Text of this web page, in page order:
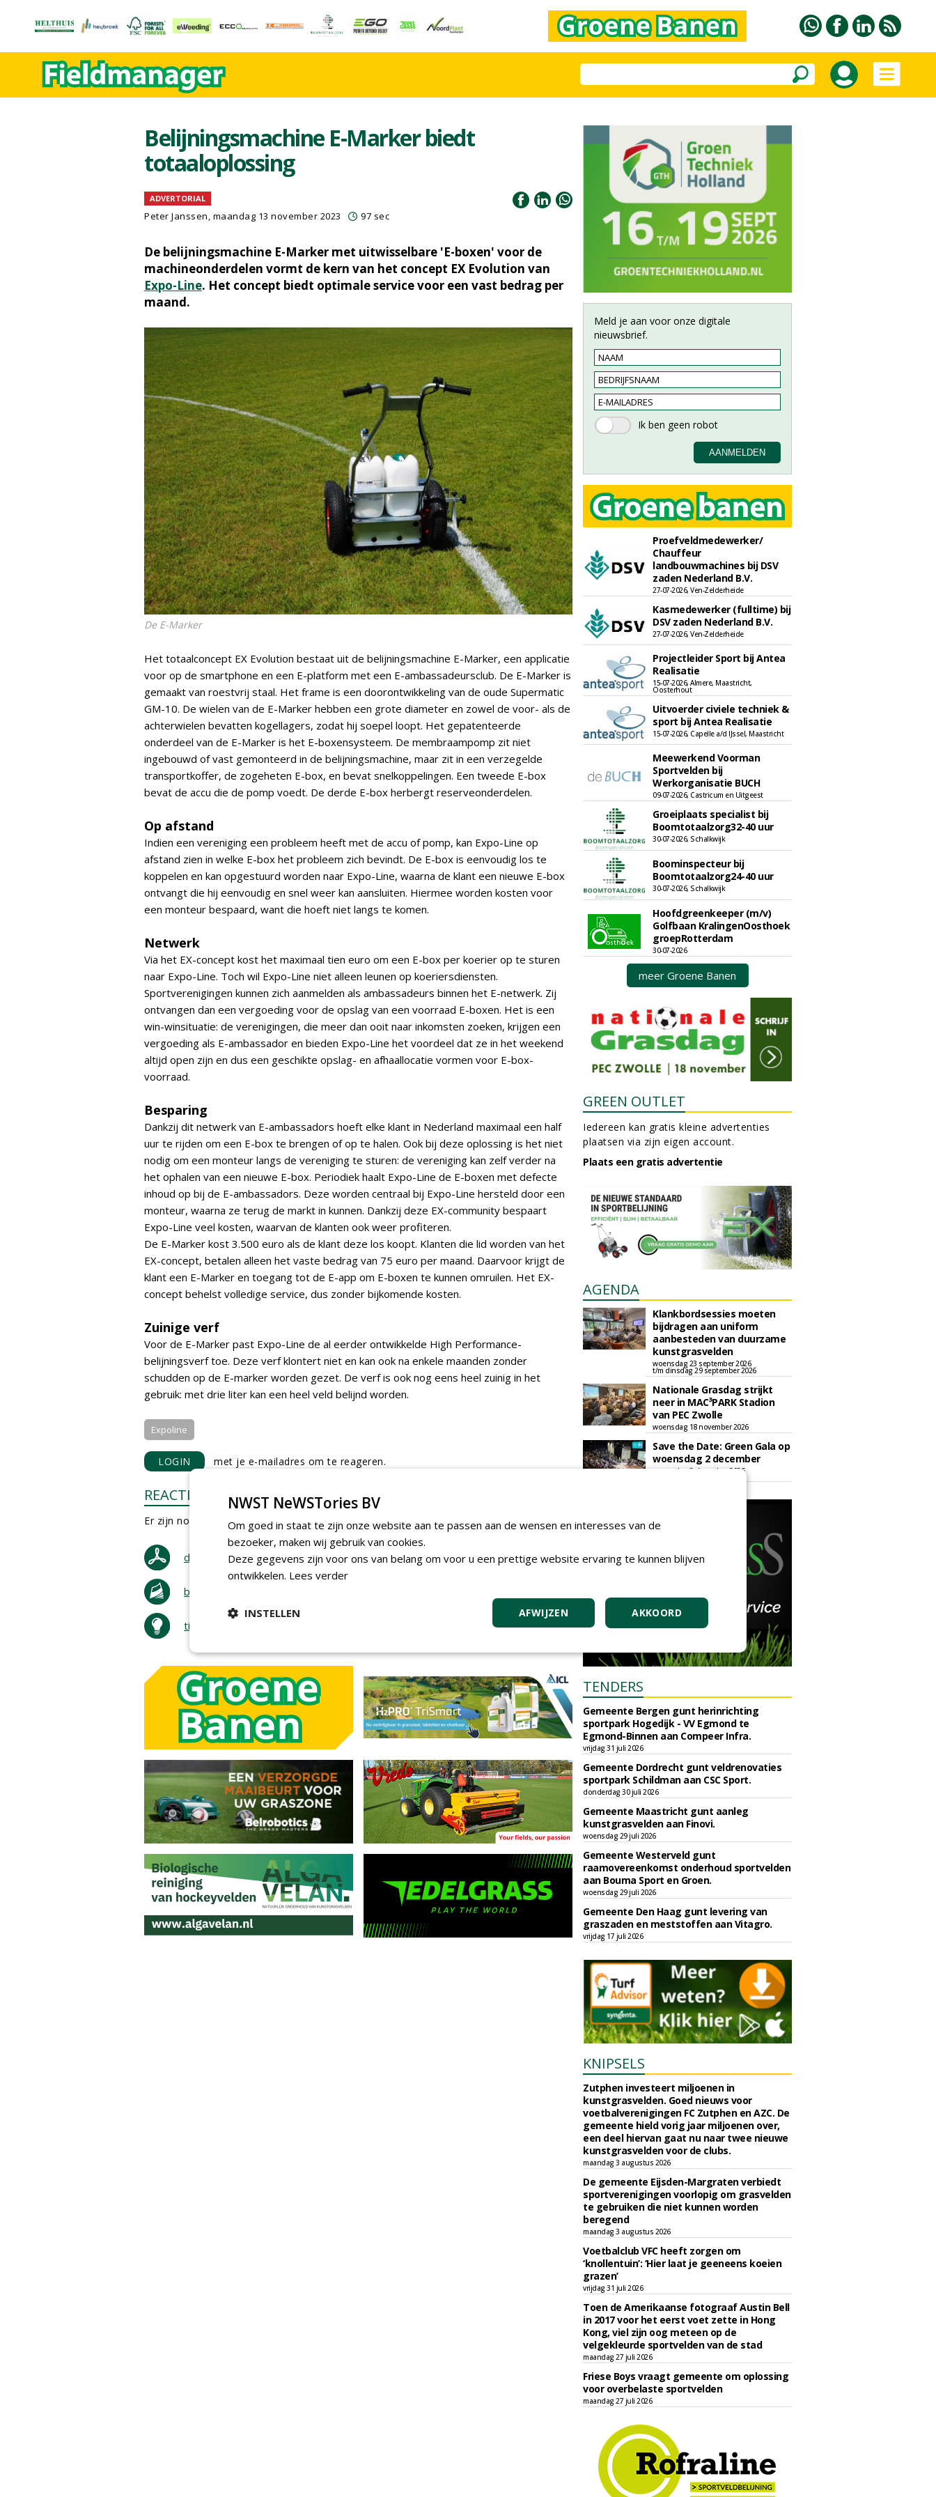
Belijningsmachine E-Marker biedt
totaaloplossing
ADVERTORIAL
Peter Janssen, maandag 13 november 2023 97 sec
De belijningsmachine E-Marker met uitwisselbare 'E-boxen' voor de
machineonderdelen vormt de kern van het concept EX Evolution van
Expo-Line. Het concept biedt optimale service voor een vast bedrag per
maand.
De E-Marker
Het totaalconcept EX Evolution bestaat uit de belijningsmachine E-Marker, een applicatie
voor op de smartphone en een E-platform met een E-ambassadeursclub. De E-Marker is
gemaakt van roestvrij staal. Het frame is een doorontwikkeling van de oude Supermatic
GM-10. De wielen van de E-Marker hebben een grote diameter en zowel de voor- als de
achterwielen bevatten kogellagers, zodat hij soepel loopt. Het gepatenteerde
onderdeel van de E-Marker is het E-boxensysteem. De membraampomp zit niet
ingebouwd of vast gemonteerd in de belijningsmachine, maar zit in een verzegelde
transportkoffer, de zogeheten E-box, en bevat snelkoppelingen. Een tweede E-box
bevat de accu die de pomp voedt. De derde E-box herbergt reserveonderdelen.
Op afstand
Indien een vereniging een probleem heeft met de accu of pomp, kan Expo-Line op
afstand zien in welke E-box het probleem zich bevindt. De E-box is eenvoudig los te
koppelen en kan opgestuurd worden naar Expo-Line, waarna de klant een nieuwe E-box
ontvangt die hij eenvoudig en snel weer kan aansluiten. Hiermee worden kosten voor
een monteur bespaard, want die hoeft niet langs te komen.
Netwerk
Via het EX-concept kost het maximaal tien euro om een E-box per koerier op te sturen
naar Expo-Line. Toch wil Expo-Line niet alleen leunen op koeriersdiensten.
Sportverenigingen kunnen zich aanmelden als ambassadeurs binnen het E-netwerk. Zij
ontvangen dan een vergoeding voor de opslag van een voorraad E-boxen. Het is een
win-winsituatie: de verenigingen, die meer dan ooit naar inkomsten zoeken, krijgen een
vergoeding als E-ambassador en bieden Expo-Line het voordeel dat ze in het weekend
altijd open zijn en dus een geschikte opslag- en afhaallocatie vormen voor E-box-
voorraad.
Besparing
Dankzij dit netwerk van E-ambassadors hoeft elke klant in Nederland maximaal een half
uur te rijden om een E-box te brengen of op te halen. Ook bij deze oplossing is het niet
nodig om een monteur langs de vereniging te sturen: de vereniging kan zelf verder na
het ophalen van een nieuwe E-box. Periodiek haalt Expo-Line de E-boxen met defecte
inhoud op bij de E-ambassadors. Deze worden centraal bij Expo-Line hersteld door een
monteur, waarna ze terug de markt in kunnen. Dankzij deze EX-community bespaart
Expo-Line veel kosten, waarvan de klanten ook weer profiteren.
De E-Marker kost 3.500 euro als de klant deze los koopt. Klanten die lid worden van het
EX-concept, betalen alleen het vaste bedrag van 75 euro per maand. Daarvoor krijgt de
klant een E-Marker en toegang tot de E-app om E-boxen te kunnen omruilen. Het EX-
concept behelst volledige service, dus zonder bijkomende kosten.
Zuinige verf
Voor de E-Marker past Expo-Line de al eerder ontwikkelde High Performance-
belijningsverf toe. Deze verf klontert niet en kan ook na enkele maanden zonder
schudden op de E-marker worden gezet. De verf is ook nog eens heel zuinig in het
gebruik: met drie liter kan een heel veld belijnd worden.
Expoline
LOGIN met je e-mailadres om te reageren.
REACTIES
Er zijn nog geen reacties.
download artikel
bestel tijdschrift
tip de redactie
Meld je aan voor onze digitale
nieuwsbrief.
Proefveldmedewerker/
Chauffeur
landbouwmachines bij DSV
zaden Nederland B.V.
27-07-2026, Ven-Zelderheide
Kasmedewerker (fulltime) bij
DSV zaden Nederland B.V.
27-07-2026, Ven-Zelderheide
Projectleider Sport bij Antea
Realisatie
15-07-2026, Almere, Maastricht,
Oosterhout
Uitvoerder civiele techniek &
sport bij Antea Realisatie
15-07-2026, Capelle a/d IJssel, Maastricht
Meewerkend Voorman
Sportvelden bij
Werkorganisatie BUCH
09-07-2026, Castricum en Uitgeest
Groeiplaats specialist bij
Boomtotaalzorg32-40 uur
30-07-2026, Schalkwijk
Boominspecteur bij
Boomtotaalzorg24-40 uur
30-07-2026, Schalkwijk
Hoofdgreenkeeper (m/v)
Golfbaan KralingenOosthoek
groepRotterdam
30-07-2026
meer Groene Banen
GREEN OUTLET
Iedereen kan gratis kleine advertenties
plaatsen via zijn eigen account.
Plaats een gratis advertentie
AGENDA
Klankbordsessies moeten
bijdragen aan uniform
aanbesteden van duurzame
kunstgrasvelden
woensdag 23 september 2026
t/m dinsdag 29 september 2026
Nationale Grasdag strijkt
neer in MAC³PARK Stadion
van PEC Zwolle
woensdag 18 november 2026
Save the Date: Green Gala op
woensdag 2 december
woensdag 2 december 2026
TENDERS
Gemeente Bergen gunt herinrichting
sportpark Hogedijk - VV Egmond te
Egmond-Binnen aan Compeer Infra.
vrijdag 31 juli 2026
Gemeente Dordrecht gunt veldrenovaties
sportpark Schildman aan CSC Sport.
donderdag 30 juli 2026
Gemeente Maastricht gunt aanleg
kunstgrasvelden aan Finovi.
woensdag 29 juli 2026
Gemeente Westerveld gunt
raamovereenkomst onderhoud sportvelden
aan Bouma Sport en Groen.
woensdag 29 juli 2026
Gemeente Den Haag gunt levering van
graszaden en meststoffen aan Vitagro.
vrijdag 17 juli 2026
KNIPSELS
Zutphen investeert miljoenen in
kunstgrasvelden. Goed nieuws voor
voetbalverenigingen FC Zutphen en AZC. De
gemeente hield vorig jaar miljoenen over,
een deel hiervan gaat nu naar twee nieuwe
kunstgrasvelden voor de clubs.
maandag 3 augustus 2026
De gemeente Eijsden-Margraten verbiedt
sportverenigingen voorlopig om grasvelden
te gebruiken die niet kunnen worden
beregend
maandag 3 augustus 2026
Voetbalclub VFC heeft zorgen om
‘knollentuin’: ‘Hier laat je geeneens koeien
grazen’
vrijdag 31 juli 2026
Toen de Amerikaanse fotograaf Austin Bell
in 2017 voor het eerst voet zette in Hong
Kong, viel zijn oog meteen op de
velgekleurde sportvelden van de stad
maandag 27 juli 2026
Friese Boys vraagt gemeente om oplossing
voor overbelaste sportvelden
maandag 27 juli 2026
NWST NeWSTories BV
Om goed in staat te zijn onze website aan te passen aan de wensen en interesses van de
bezoeker, maken wij gebruik van cookies.
Deze gegevens zijn voor ons van belang om voor u een prettige website ervaring te kunnen blijven
ontwikkelen. Lees verder
AKKOORD
AFWIJZEN
INSTELLEN